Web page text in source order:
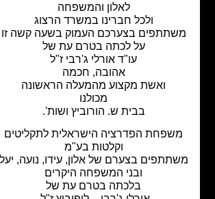
לאלון והמשפחה
ולכל חברינו במשרד הרצוג
בצערכם העמוק בשעה קשה זו
על לכתה בטרם עת של
עו"ד אורלי ג'רבי ז"ל
אהובה, חכמה
ואשת מקצוע מהמעלה הראשונה
בבית ש. הורוביץ ושות'.
הפדרציה הישראלית לתקליטים
וקלטות בע"מ
בצערם של אלון, עידו, נועה, יעל
ובני המשפחה היקרים
בלכתה בטרם עת של